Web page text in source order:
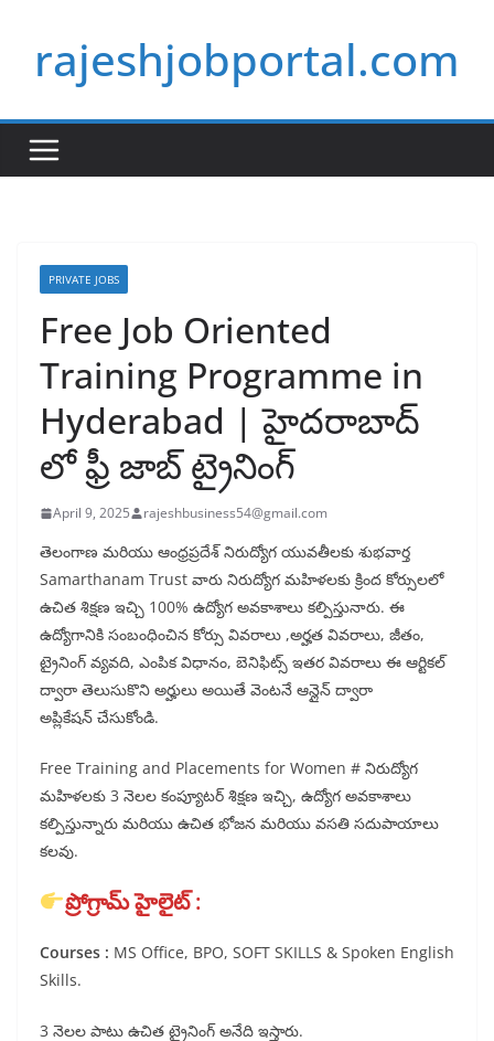
contentrajeshjobportal.com
PRIVATE JOBS
Free Job Oriented
Training Programme in
Hyderabad | హైదరాబాద్
లో ఫ్రీ జాబ్ ట్రైనింగ్
April 9, 2025 rajeshbusiness54@gmail.com
తెలంగాణ మరియు ఆంధ్రప్రదేశ్ నిరుద్యోగ యువతీలకు శుభవార్త
Samarthanam Trust వారు నిరుద్యోగ మహిళలకు క్రింద కోర్సులలో
ఉచిత శిక్షణ ఇచ్చి 100% ఉద్యోగ అవకాశాలు కల్పిస్తునారు. ఈ
ఉద్యోగానికి సంబంధించిన కోర్సు వివరాలు ,అర్హత వివరాలు, జీతం,
ట్రైనింగ్ వ్యవది, ఎంపిక విధానం, బెనిఫిట్స్ ఇతర వివరాలు ఈ ఆర్టికల్
ద్వారా తెలుసుకొని అర్హులు అయితే వెంటనే ఆన్లైన్ ద్వారా
అప్లికేషన్ చేసుకోండి.
Free Training and Placements for Women # నిరుద్యోగ
మహిళలకు 3 నెలల కంప్యూటర్ శిక్షణ ఇచ్చి, ఉద్యోగ అవకాశాలు
కల్పిస్తున్నారు మరియు ఉచిత భోజన మరియు వసతి సదుపాయాలు
కలవు.
ప్రోగ్రామ్ హైలైట్ :
Courses : MS Office, BPO, SOFT SKILLS & Spoken English
Skills.
3 నెలల పాటు ఉచిత ట్రైనింగ్ అనేది ఇస్తారు.